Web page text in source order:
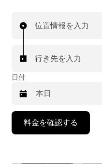
位置情報を入力
行き先を入力
日付
料金を確認する